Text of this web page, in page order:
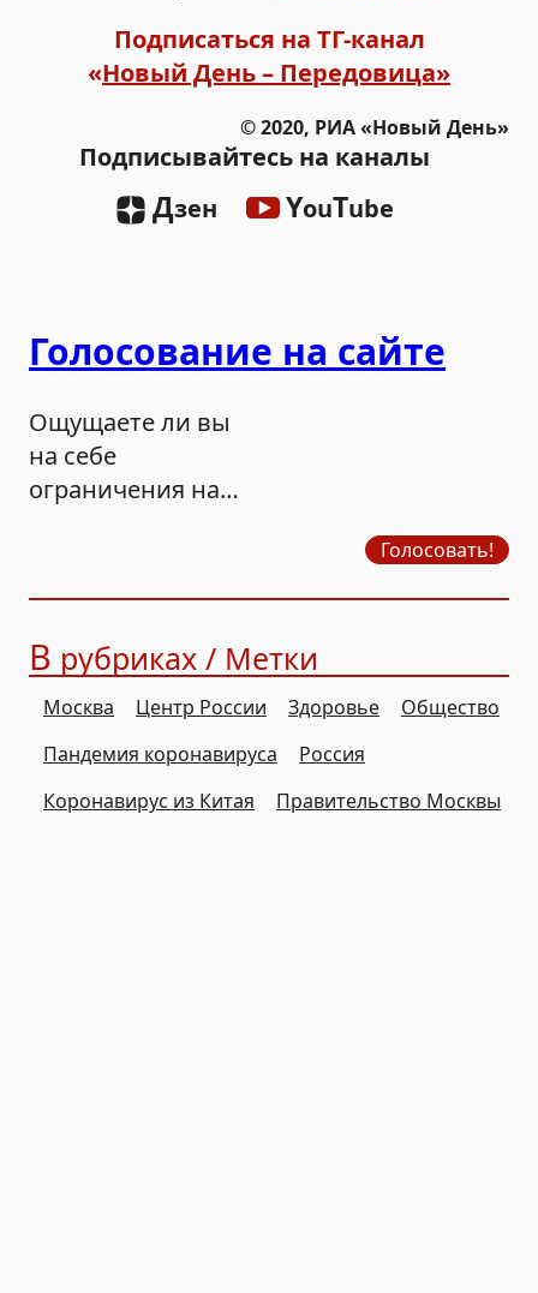
Подписаться на ТГ-канал
«Новый День – Передовица»
© 2020, РИА «Новый День»
Подписывайтесь на каналы
Дзен YouTube
Голосование на сайте
Ощущаете ли вы
на себе
ограничения на
Голосовать!
В рубриках / Метки
Москва Центр России Здоровье
Общество
Пандемия коронавируса
Россия
Коронавирус из Китая
Правительство Москвы